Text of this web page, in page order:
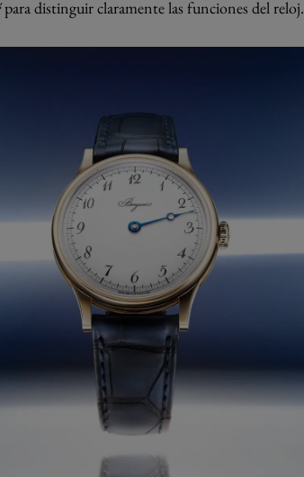
para distinguir claramente las funciones del reloj.